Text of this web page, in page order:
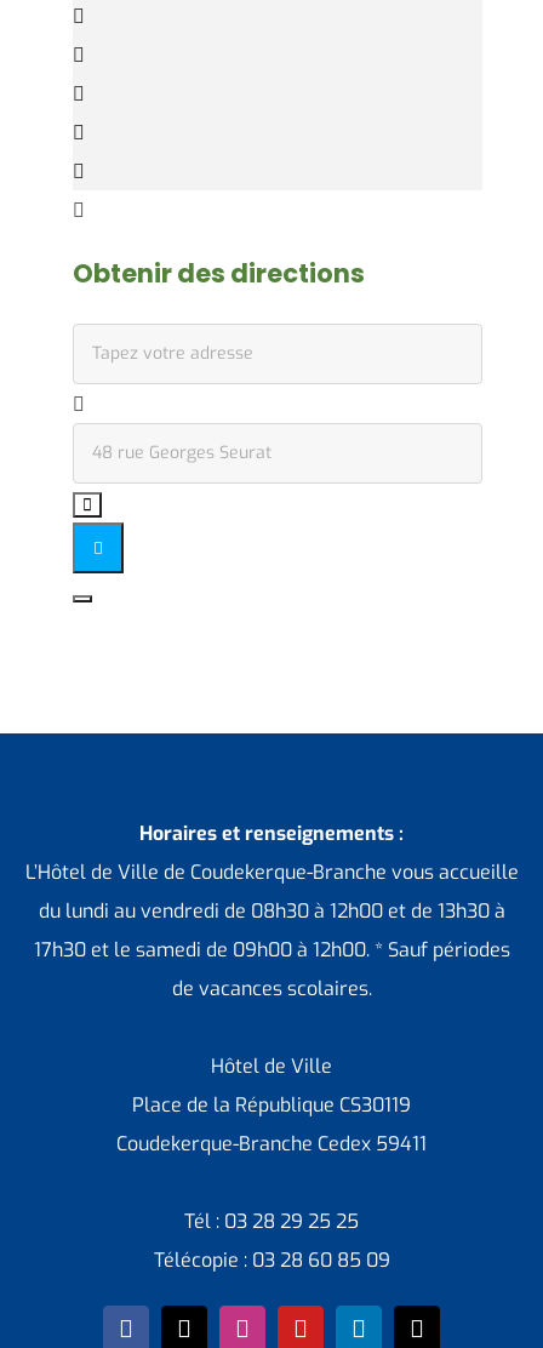
Obtenir des directions
Address - Lancement festivités carnavalesques []
Destination Address - Lancement festivités
Horaires et renseignements :
L’Hôtel de Ville de Coudekerque-Branche vous accueille
du lundi au vendredi de 08h30 à 12h00 et de 13h30 à
17h30 et le samedi de 09h00 à 12h00. * Sauf périodes
de vacances scolaires.
Hôtel de Ville
Place de la République CS30119
Coudekerque-Branche Cedex 59411
Tél : 03 28 29 25 25
Télécopie : 03 28 60 85 09